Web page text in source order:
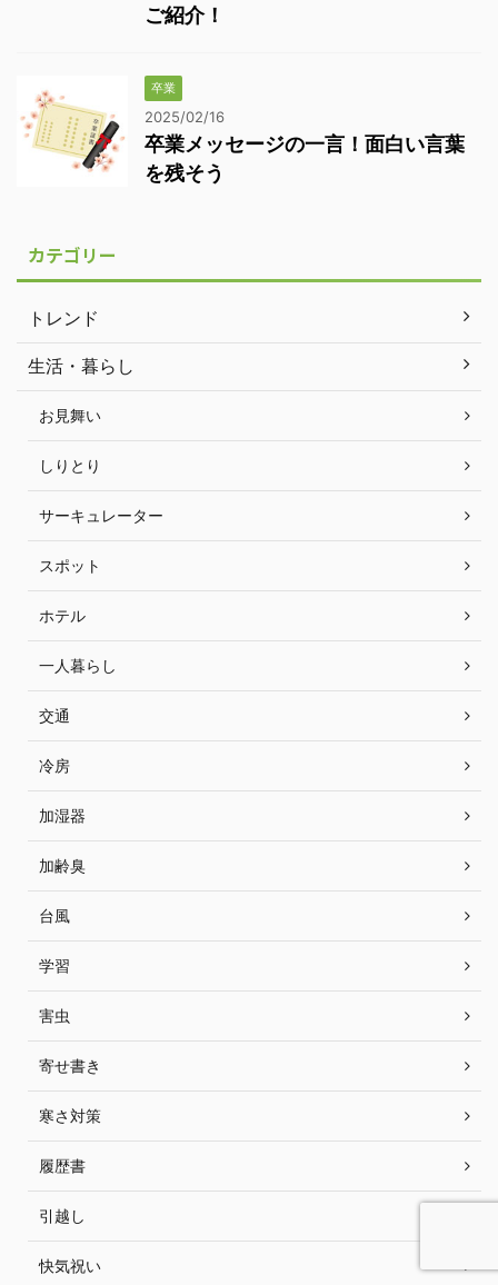
ご紹介！
卒業
2025/02/16
卒業メッセージの一言！面白い言葉
を残そう
カテゴリー
トレンド
生活・暮らし
お見舞い
しりとり
サーキュレーター
スポット
ホテル
一人暮らし
交通
冷房
加湿器
加齢臭
台風
学習
害虫
寄せ書き
寒さ対策
履歴書
引越し
快気祝い